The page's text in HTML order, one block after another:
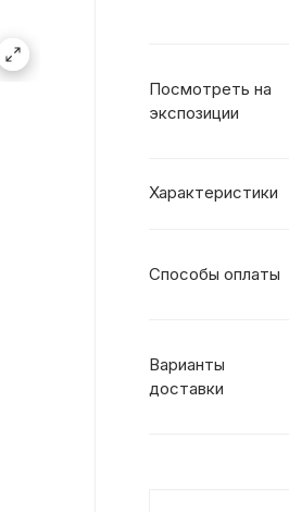
Посмотреть на
экспозиции
Характеристики
Способы оплаты
Варианты
доставки